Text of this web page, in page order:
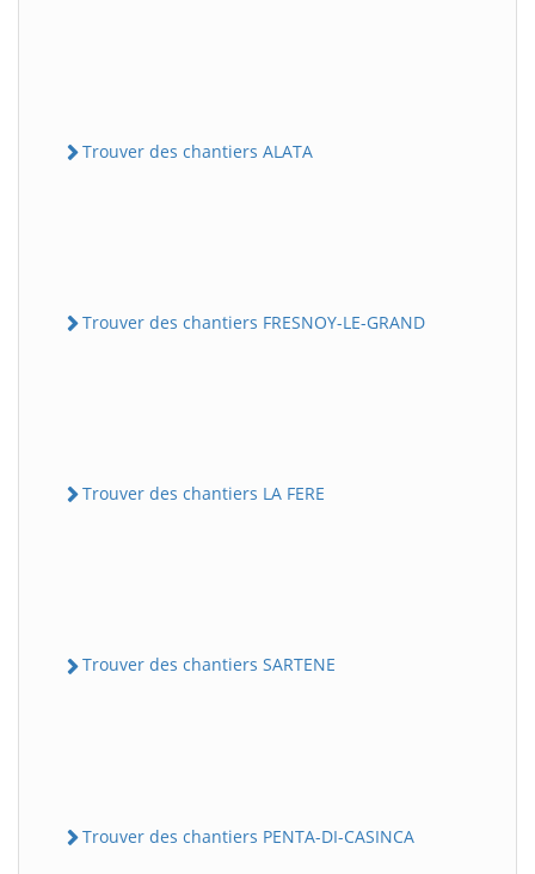
Trouver des chantiers ALATA
Trouver des chantiers FRESNOY-LE-GRAND
Trouver des chantiers LA FERE
Trouver des chantiers SARTENE
Trouver des chantiers PENTA-DI-CASINCA